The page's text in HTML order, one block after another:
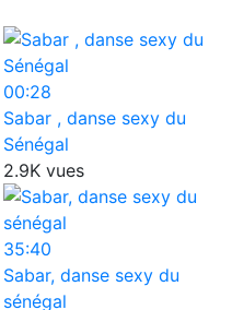
00:28
Sabar , danse sexy du
Sénégal
2.9K vues
35:40
Sabar, danse sexy du
sénégal